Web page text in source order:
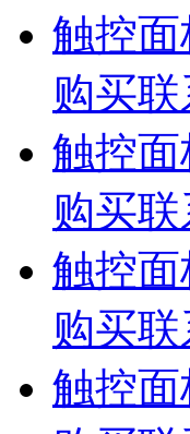
触控面
购买
触控
购买
触控
购买
触控